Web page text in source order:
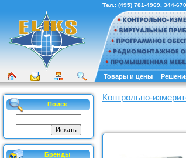
Тел.: (495) 781-4969 344-
Товары и цены
Поиск
Бренды
Контрольно-